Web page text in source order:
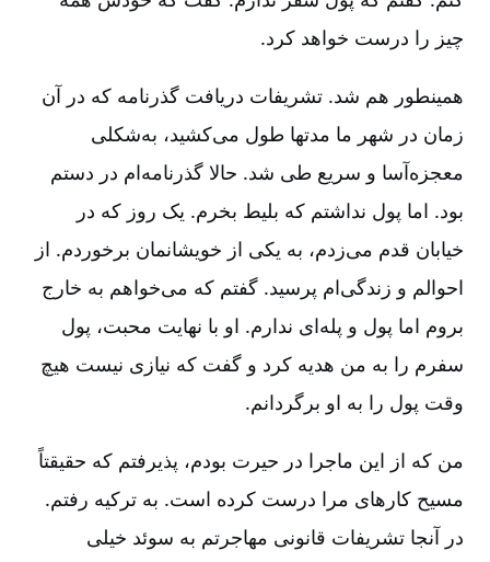
چیز را درست خواهد کرد.
همینطور هم شد. تشریفات دریافت گذرنامه که در آن
زمان در شهر ما مدتها طول می‌کشید، به‌شکلی
معجزه‌آسا و سریع طی شد. حالا گذرنامه‌ام در دستم
بود. اما پول نداشتم که بلیط بخرم‌. یک روز که در
خیابان قدم می‌زدم‌، به یکی از خویشانمان برخوردم‌. از
احوالم و زندگی‌ام پرسید. گفتم که می‌خواهم به خارج
بروم اما پول و پله‌ای ندارم‌. او با نهایت محبت‌، پول
سفرم را به من هدیه کرد و گفت که نیازی نیست هیچ
وقت پول را به او برگردانم‌.
من که از این ماجرا در حیرت بودم‌، پذیرفتم که حقیقتاً
مسیح کارهای مرا درست کرده است‌. به ترکیه رفتم‌.
در آنجا تشریفات قانونی مهاجرتم به سوئد خیلی